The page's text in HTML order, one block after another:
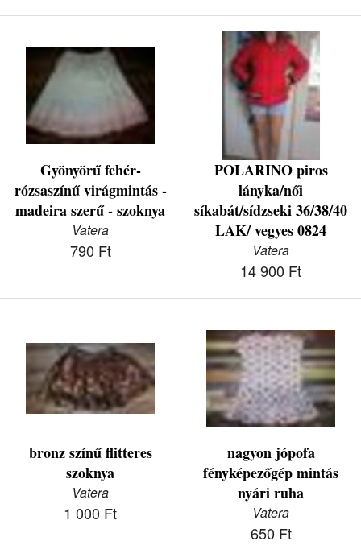
Gyönyörű fehér-
rózsaszínű virágmintás -
madeira szerű - szoknya
Vatera
790 Ft
POLARINO piros
lányka/női
síkabát/sídzseki 36/38/40
LAK/ vegyes 0824
Vatera
14 900 Ft
bronz színű flitteres
szoknya
Vatera
1 000 Ft
nagyon jópofa
fényképezőgép mintás
nyári ruha
Vatera
650 Ft